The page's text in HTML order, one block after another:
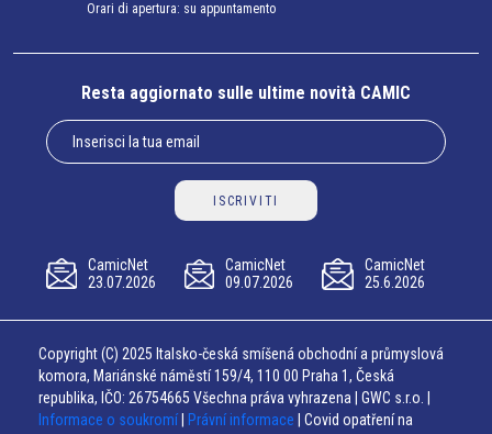
Orari di apertura: su appuntamento
Resta aggiornato sulle ultime novità CAMIC
ISCRIVITI
CamicNet
23.07.2026
CamicNet
09.07.2026
CamicNet
25.6.2026
Copyright (C) 2025 Italsko-česká smíšená obchodní a průmyslová
komora, Mariánské náměstí 159/4, 110 00 Praha 1, Česká
republika, IČO: 26754665 Všechna práva vyhrazena | GWC s.r.o. |
Informace o soukromí
Právní informace | Covid opatření na